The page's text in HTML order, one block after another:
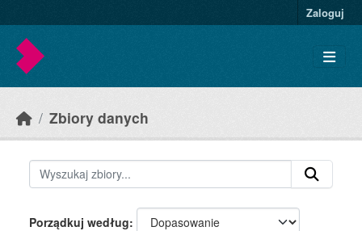
Zaloguj
Zbiory danych
Porządkuj według